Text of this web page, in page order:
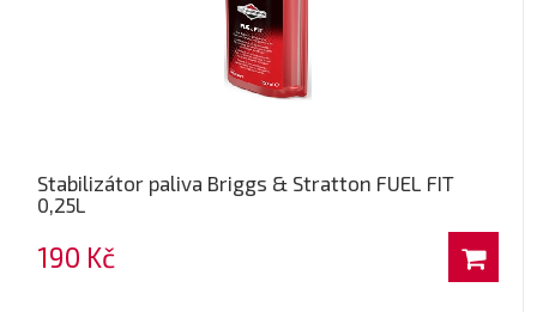
Stabilizátor paliva Briggs & Stratton FUEL FIT
0,25L
190 Kč